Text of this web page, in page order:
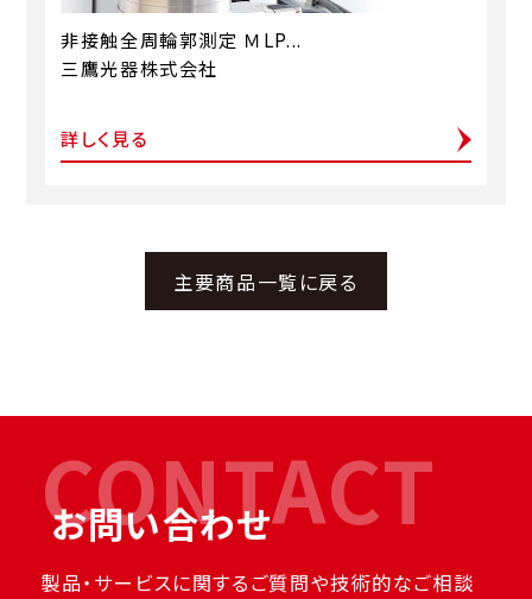
非接触全周輪郭測定 ＭLP...
三鷹光器株式会社
詳しく見る
主要商品一覧に戻る
CONTACT
お問い合わせ
製品・サービスに関するご質問や技術的なご相談